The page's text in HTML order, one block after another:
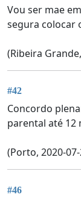
Vou ser mae
segura colocar
(Ribeira
#42
Concordo
parental até 12
(Porto, 2020-
#46